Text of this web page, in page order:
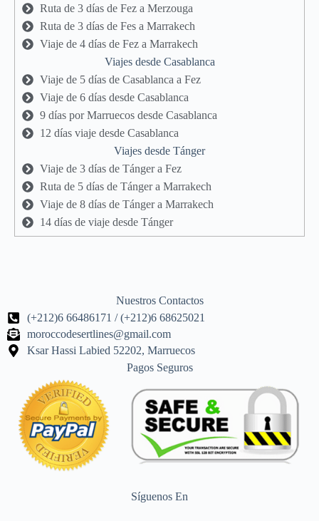
Ruta de 3 días de Fez a Merzouga
Ruta de 3 días de Fes a Marrakech
Viaje de 4 días de Fez a Marrakech
Viajes desde Casablanca
Viaje de 5 días de Casablanca a Fez
Viaje de 6 días desde Casablanca
9 días por Marruecos desde Casablanca
12 días viaje desde Casablanca
Viajes desde Tánger
Viaje de 3 días de Tánger a Fez
Ruta de 5 días de Tánger a Marrakech
Viaje de 8 días de Tánger a Marrakech
14 días de viaje desde Tánger
Nuestros Contactos
(+212)6 66486171 / (+212)6 68625021
moroccodesertlines@gmail.com
Ksar Hassi Labied 52202, Marruecos
Pagos Seguros
Síguenos En